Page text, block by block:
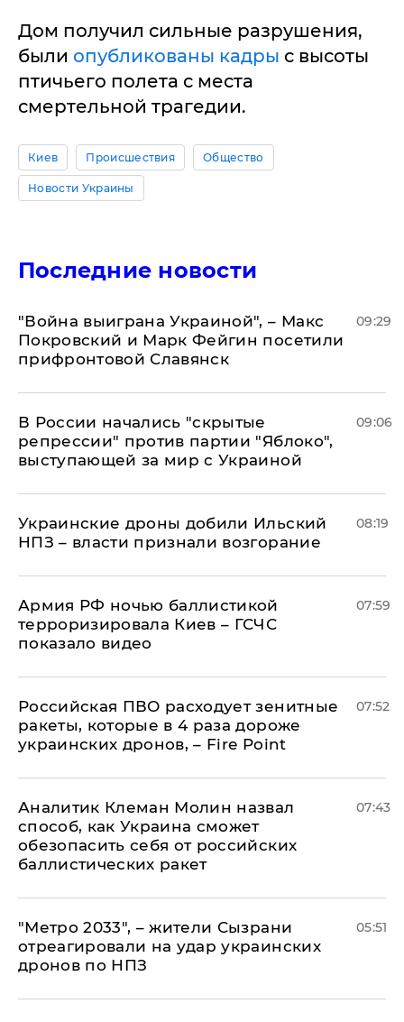
Дом получил сильные разрушения,
были опубликованы кадры с высоты
птичьего полета с места
смертельной трагедии.
Киев Происшествия Общество
Новости Украины
Последние новости
"Война выиграна Украиной", – Макс
Покровский и Марк Фейгин посетили
прифронтовой Славянск
09:29
В России начались "скрытые
репрессии" против партии "Яблоко",
выступающей за мир с Украиной
09:06
Украинские дроны добили Ильский
НПЗ – власти признали возгорание
08:19
Армия РФ ночью баллистикой
терроризировала Киев – ГСЧС
показало видео
07:59
Российская ПВО расходует зенитные
ракеты, которые в 4 раза дороже
украинских дронов, – Fire Point
07:52
Аналитик Клеман Молин назвал
способ, как Украина сможет
обезопасить себя от российских
баллистических ракет
07:43
"Метро 2033", – жители Сызрани
отреагировали на удар украинских
дронов по НПЗ
05:51